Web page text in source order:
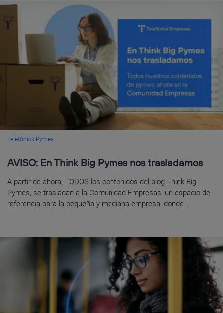
Telefónica Pymes
AVISO: En Think Big Pymes nos trasladamos
A partir de ahora, TODOS los contenidos del blog Think Big
Pymes, se trasladan a la Comunidad Empresas, un espacio de
referencia para la pequeña y mediana empresa, donde...